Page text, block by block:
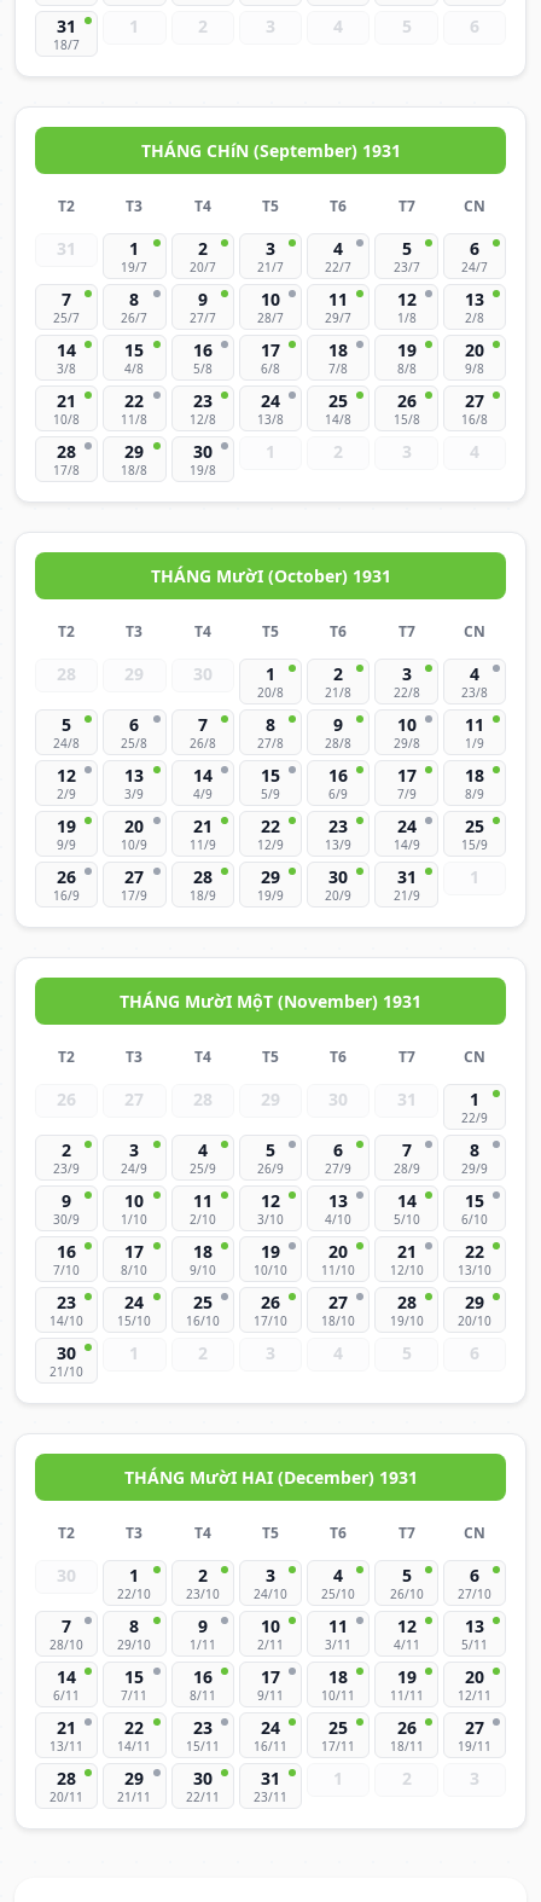
31
18/7
1 2 3 4 5 6
THÁNG CHíN (September) 1931
T2 T3 T4 T5 T6 T7 CN
31 1
19/7
2
20/7
3
21/7
4
22/7
5
23/7
6
24/7
7
25/7
8
26/7
9
27/7
10
28/7
11
29/7
12
1/8
13
2/8
14
3/8
15
4/8
16
5/8
17
6/8
18
7/8
19
8/8
20
9/8
21
10/8
22
11/8
23
12/8
24
13/8
25
14/8
26
15/8
27
16/8
28
17/8
29
18/8
30
19/8
1 2 3 4
THÁNG MườI (October) 1931
T2 T3 T4 T5 T6 T7 CN
28 29 30 1
20/8
2
21/8
3
22/8
4
23/8
5
24/8
6
25/8
7
26/8
8
27/8
9
28/8
10
29/8
11
1/9
12
2/9
13
3/9
14
4/9
15
5/9
16
6/9
17
7/9
18
8/9
19
9/9
20
10/9
21
11/9
22
12/9
23
13/9
24
14/9
25
15/9
26
16/9
27
17/9
28
18/9
29
19/9
30
20/9
31
21/9
1
THÁNG MườI MộT (November) 1931
T2 T3 T4 T5 T6 T7 CN
26 27 28 29 30 31 1
22/9
2
23/9
3
24/9
4
25/9
5
26/9
6
27/9
7
28/9
8
29/9
9
30/9
10
1/10
11
2/10
12
3/10
13
4/10
14
5/10
15
6/10
16
7/10
17
8/10
18
9/10
19
10/10
20
11/10
21
12/10
22
13/10
23
14/10
24
15/10
25
16/10
26
17/10
27
18/10
28
19/10
29
20/10
30
21/10
1 2 3 4 5 6
THÁNG MườI HAI (December) 1931
T2 T3 T4 T5 T6 T7 CN
30 1
22/10
2
23/10
3
24/10
4
25/10
5
26/10
6
27/10
7
28/10
8
29/10
9
1/11
10
2/11
11
3/11
12
4/11
13
5/11
14
6/11
15
7/11
16
8/11
17
9/11
18
10/11
19
11/11
20
12/11
21
13/11
22
14/11
23
15/11
24
16/11
25
17/11
26
18/11
27
19/11
28
20/11
29
21/11
30
22/11
31
23/11
1 2 3